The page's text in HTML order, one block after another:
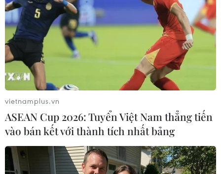
Các đại biểu tham dự toạ đàm. (Ảnh: Thống Nhất/TTXVN)
vietnamplus.vn
ASEAN Cup 2026: Tuyển Việt Nam thẳng tiến
vào bán kết với thành tích nhất bảng